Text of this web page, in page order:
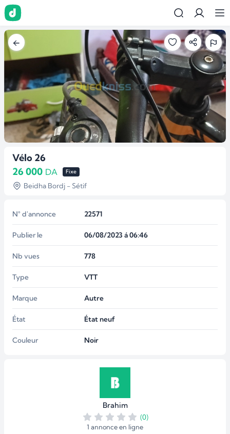
Vélo 26
26 000 DA Fixe
Beidha Bordj - Sétif
N° d'annonce 22571
Publier le 06/08/2023 á 06:46
Nb vues 778
Type VTT
Marque Autre
État État neuf
Couleur Noir
Brahim
(0)
1 annonce en ligne